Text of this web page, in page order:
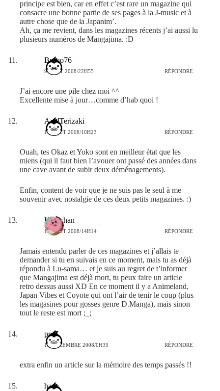
principe est bien, car en effet c’est rare un magazine qui
consacre une bonne partie de ses pages à la J-music et à
autre chose que de la Japanim’.
Ah, ça me revient, dans les magazines récents j’ai aussi lu
plusieurs numéros de Mangajima. :D
Bruno76
9 AOÛT 2008/22H55 RÉPONDRE
J’ai encore une pile chez moi ^^
Excellente mise à jour…comme d’hab quoi !
AxelTerizaki
11 AOÛT 2008/10H23 RÉPONDRE
Ouah, tes Okaz et Yoko sont en meilleur état que les
miens (qui il faut bien l’avouer ont passé des années dans
une cave avant de subir deux déménagements).
Enfin, content de voir que je ne suis pas le seul à me
souvenir avec nostalgie de ces deux petits magazines. :)
Kao-chan
16 AOÛT 2008/14H14 RÉPONDRE
Jamais entendu parler de ces magazines et j’allais te
demander si tu en suivais en ce moment, mais tu as déjà
répondu à Lu-sama… et je suis au regret de t’informer
que Mangajima est déjà mort, tu peux faire un article
retro dessus aussi XD En ce moment il y a Animeland,
Japan Vibes et Coyote qui ont l’air de tenir le coup (plus
les magasines pour gosses genre D.Manga), mais sinon
tout le reste est mort ;_;
pro7
15 DÉCEMBRE 2008/0H39 RÉPONDRE
extra enfin un article sur la mémoire des temps passés !!
hana